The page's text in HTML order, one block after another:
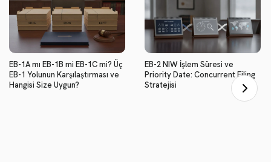
EB-1A mı EB-1B mi EB-1C mi? Üç
EB-1 Yolunun Karşılaştırması ve
Hangisi Size Uygun?
EB-2 NIW İşlem Süresi ve
Priority Date: Concurrent Filing
Stratejisi